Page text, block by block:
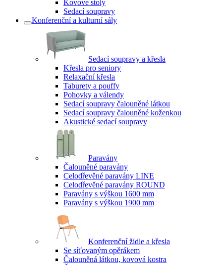
Kovové stoly
Sedací soupravy
Konferenční a kulturní sály
Sedací soupravy a křesla
Křesla pro seniory
Relaxační křesla
Taburety a pouffy
Pohovky a válendy
Sedací soupravy čalouněné látkou
Sedací soupravy čalouněné koženkou
Akustické sedací soupravy
Paravány
Čalouněné paravány
Celodřevěné paravány LINE
Celodřevěné paravány ROUND
Paravány s výškou 1600 mm
Paravány s výškou 1900 mm
Konferenční židle a křesla
Se síťovaným opěrákem
Čalouněná látkou, kovová kostra